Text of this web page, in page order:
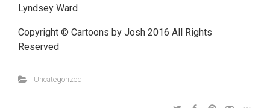
Lyndsey Ward
Copyright © Cartoons by Josh 2016 All Rights
Reserved
Uncategorized